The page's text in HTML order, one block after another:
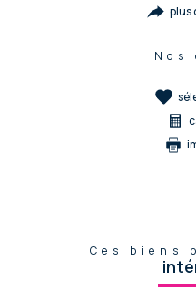
plus
Nos
Ces biens